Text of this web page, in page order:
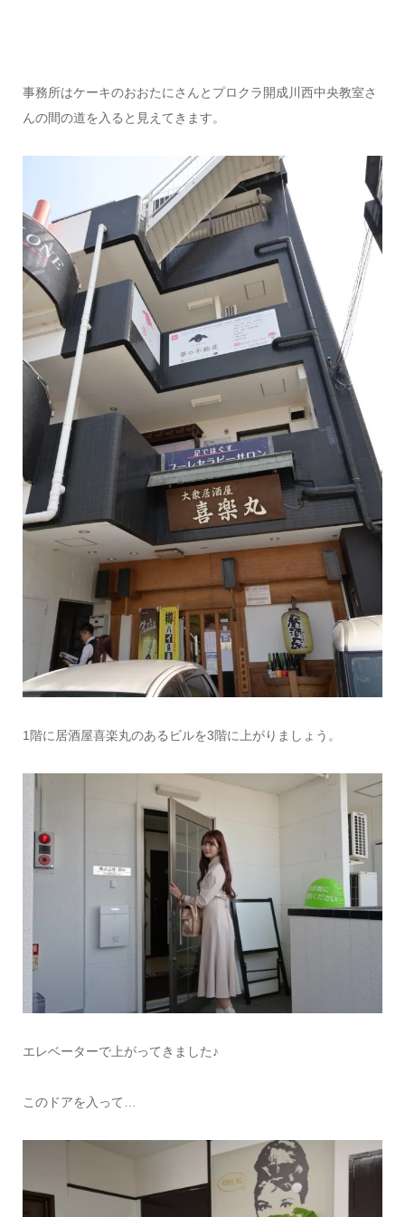
事務所はケーキのおおたにさんとプロクラ開成川西中央教室さ
んの間の道を入ると見えてきます。
1階に居酒屋喜楽丸のあるビルを3階に上がりましょう。
エレベーターで上がってきました♪
このドアを入って…